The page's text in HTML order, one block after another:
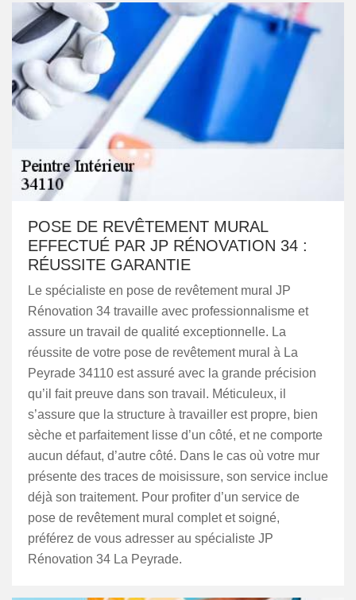
POSE DE REVÊTEMENT MURAL
EFFECTUÉ PAR JP RÉNOVATION 34 :
RÉUSSITE GARANTIE
Le spécialiste en pose de revêtement mural JP
Rénovation 34 travaille avec professionnalisme et
assure un travail de qualité exceptionnelle. La
réussite de votre pose de revêtement mural à La
Peyrade 34110 est assuré avec la grande précision
qu’il fait preuve dans son travail. Méticuleux, il
s’assure que la structure à travailler est propre, bien
sèche et parfaitement lisse d’un côté, et ne comporte
aucun défaut, d’autre côté. Dans le cas où votre mur
présente des traces de moisissure, son service inclue
déjà son traitement. Pour profiter d’un service de
pose de revêtement mural complet et soigné,
préférez de vous adresser au spécialiste JP
Rénovation 34 La Peyrade.